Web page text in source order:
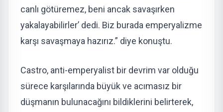
canlı götüremez, beni ancak savaşırken
yakalayabilirler’ dedi. Biz burada emperyalizme
karşı savaşmaya hazırız.” diye konuştu.
Castro, anti-emperyalist bir devrim var olduğu
sürece karşılarında büyük ve acımasız bir
düşmanın bulunacağını bildiklerini belirterek,